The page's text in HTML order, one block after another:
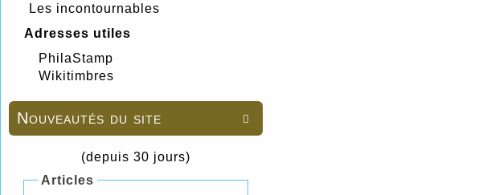
Les incontournables
Adresses utiles
PhilaStamp
Wikitimbres

Nouveautés du site
(depuis 30 jours)
Articles